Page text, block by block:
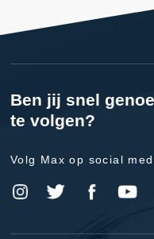
Ben jij snel
te volgen?
Volg Max op social